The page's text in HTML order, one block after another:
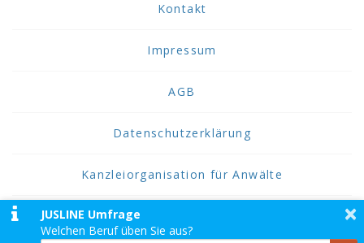
Kontakt
Impressum
AGB
Datenschutzerklärung
Kanzleiorganisation für Anwälte
JUSLINE® ist eine Marke der ADVOKAT
×
JUSLINE Umfrage
Welchen Beruf üben Sie aus?